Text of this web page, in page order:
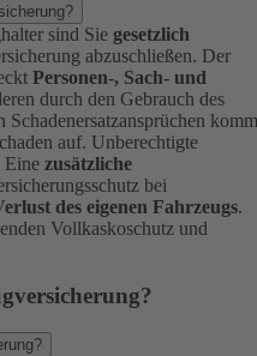
sind Sie gesetzlich
abzuschließen. Der
Personen-, Sach- und
durch den Gebrauch des
Schadenersatzansprüchen
auf. Unberechtigte
Eine zusätzliche
bei
des eigenen Fahrzeugs.
Vollkaskoschutz und